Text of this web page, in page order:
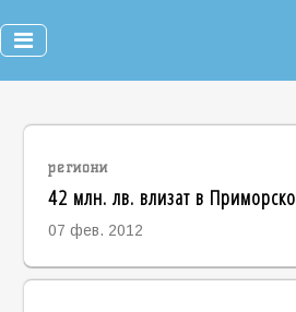
региони
42 млн. лв. влизат в Приморско
07 фев. 2012